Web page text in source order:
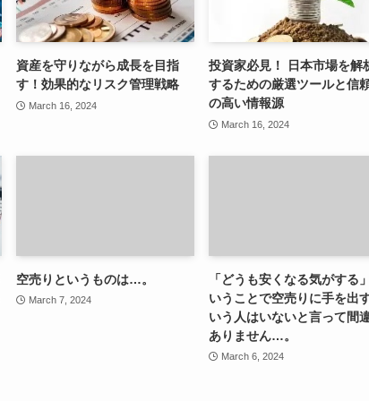
資産を守りながら成長を目指
す！効果的なリスク管理戦略
March 16, 2024
投資家必見！ 日本市場を解
するための厳選ツールと信
の高い情報源
March 16, 2024
空売りというものは…。
March 7, 2024
「どうも安くなる気がする
いうことで空売りに手を出
いう人はいないと言って間
ありません…。
March 6, 2024